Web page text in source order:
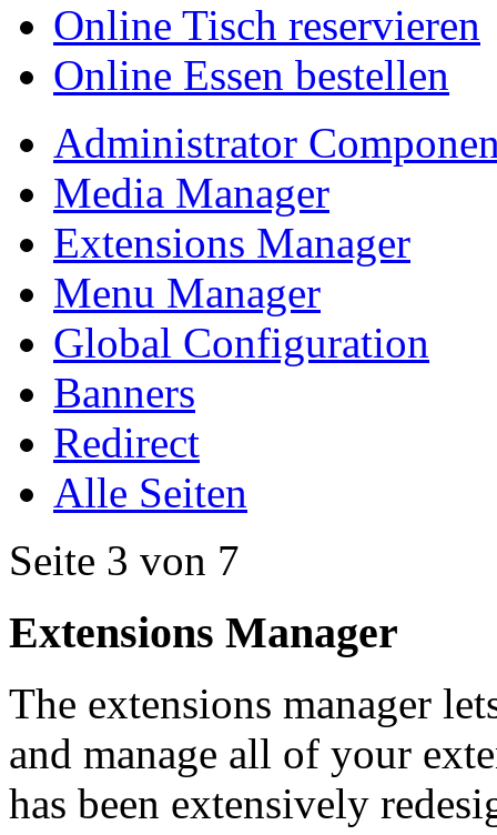
Online Tisch reservieren
Online Essen bestellen
Administrator
Media Manager
Extensions Manager
Menu Manager
Global Configuration
Banners
Redirect
Alle Seiten
Seite 3 von 7
Extensions Manager
The extensions manager
and manage all of your
has been extensively